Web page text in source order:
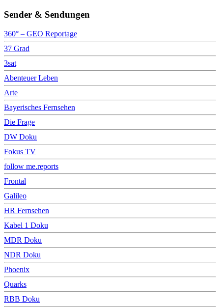
Sender & Sendungen
360° – GEO Reportage
37 Grad
3sat
Abenteuer Leben
Arte
Bayerisches Fernsehen
Die Frage
DW Doku
Fokus TV
follow me.reports
Frontal
Galileo
HR Fernsehen
Kabel 1 Doku
MDR Doku
NDR Doku
Phoenix
Quarks
RBB Doku